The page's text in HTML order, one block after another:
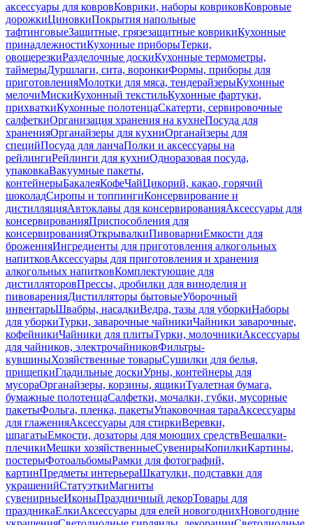
аксессуары для ковровКоврики, наборы ковриковКовровые
дорожкиЦиновкиПокрытия напольные
тафтинговыеЗащитные, грязезащитные коврикиКухонные
принадлежностиКухонные приборыТерки,
овощерезкиРазделочные доскиКухонные термометры,
таймерыДуршлаги, сита, воронкиФормы, приборы для
приготовленияМолотки для мяса, тендерайзерыКухонные
мелочиМискиКухонный текстильКухонные фартуки,
прихваткиКухонные полотенцаСкатерти, сервировочные
салфеткиОрганизация хранения на кухнеПосуда для
храненияОрганайзеры для кухниОрганайзеры для
специйПосуда для ланчаПолки и аксессуары на
рейлингиРейлинги для кухниОдноразовая посуда,
упаковкаВакуумные пакеты,
контейнерыБакалеяКофеЧайЦикорий, какао, горячий
шоколадСиропы и топпингиКонсервирование и
дистилляцияАвтоклавы для консервированияАксессуары для
консервированияПриспособления для
консервированияОткрывалкиПивоварниЕмкости для
броженияИнгредиенты для приготовления алкогольных
напитковАксессуары для приготовления и хранения
алкогольных напитковКомплектующие для
дистилляторовПрессы, дробилки для виноделия и
пивоваренияДистилляторы бытовыеУборочный
инвентарьШвабры, насадкиВедра, тазы для уборкиНаборы
для уборкиТурки, заварочные чайникиЧайники заварочные,
кофейникиЧайники для плитыТурки, молочникиАксессуары
для чайников, электрочайниковФильтры-
кувшиныХозяйственные товарыСушилки для белья,
прищепкиГладильные доскиУрны, контейнеры для
мусораОрганайзеры, корзины, ящикиТуалетная бумага,
бумажные полотенцаСалфетки, мочалки, губки, мусорные
пакетыФольга, пленка, пакетыУпаковочная тараАксессуары
для глаженияАксессуары для стиркиВеревки,
шпагатыЕмкости, дозаторы для моющих средствВешалки-
плечикиМешки хозяйственныеСувенирыКопилкиКартины,
постерыФотоальбомыРамки для фотографий,
картинПредметы интерьераШкатулки, подставки для
украшенийСтатуэткиМагниты
сувенирныеИконыПраздничный декорТовары для
праздникаЕлкиАксессуары для елей новогоднихНовогодние